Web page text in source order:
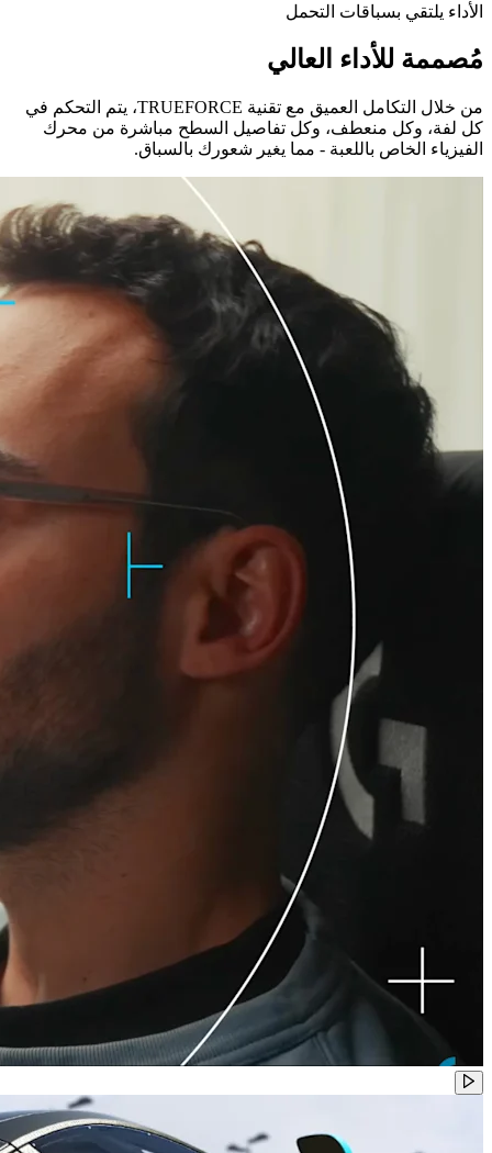
الأداء يلتقي بسباقات التحمل
مُصممة للأداء العالي
من خلال التكامل العميق مع تقنية TRUEFORCE، يتم التحكم في
كل لفة، وكل منعطف، وكل تفاصيل السطح مباشرة من محرك
الفيزياء الخاص باللعبة - مما يغير شعورك بالسباق.